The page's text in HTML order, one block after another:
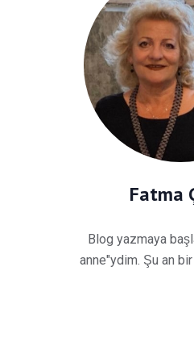
Fatma
Blog yazmaya
anne"ydim. Şu an bir